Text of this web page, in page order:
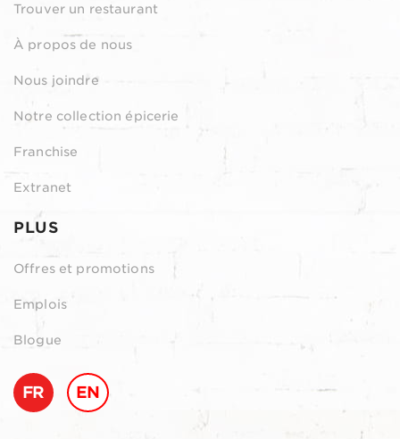
Trouver un restaurant
À propos de nous
Nous joindre
Notre collection épicerie
Franchise
Extranet
PLUS
Offres et promotions
Emplois
Blogue
FR EN